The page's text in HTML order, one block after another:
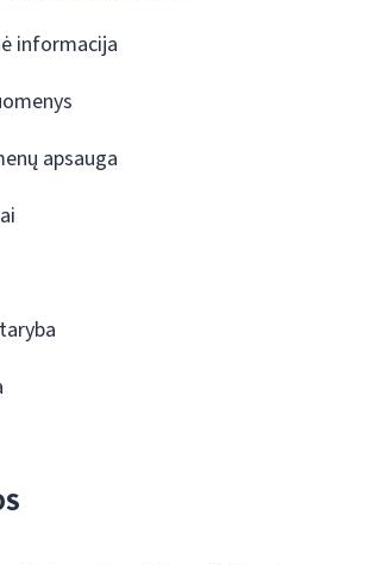
informacija
apsauga